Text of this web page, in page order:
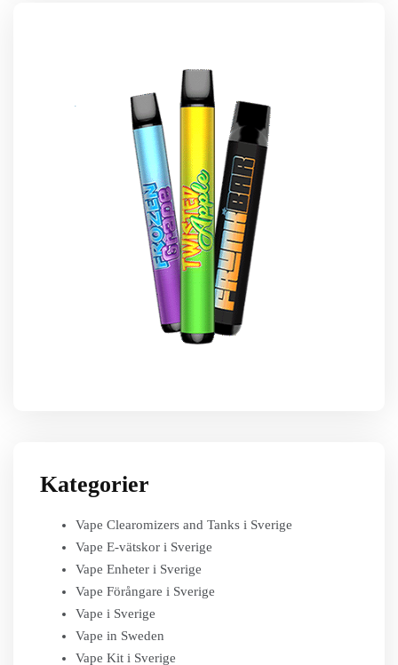
Kategorier
Vape Clearomizers and Tanks i Sverige
Vape E-vätskor i Sverige
Vape Enheter i Sverige
Vape Förångare i Sverige
Vape i Sverige
Vape in Sweden
Vape Kit i Sverige